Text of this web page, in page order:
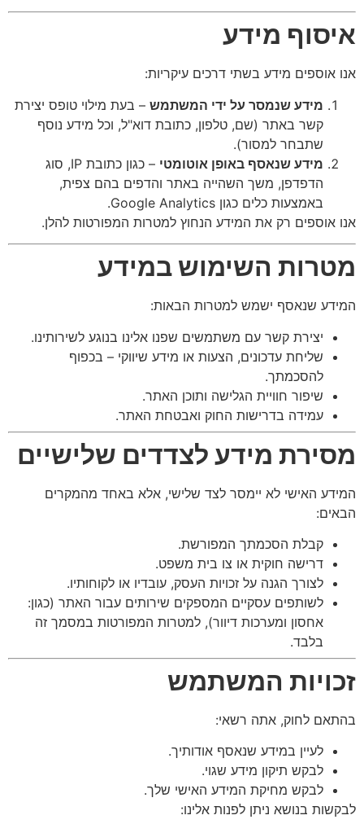
איסוף מידע
אנו אוספים מידע בשתי דרכים עיקריות:
מידע שנמסר על ידי המשתמש – בעת מילוי טופס יצירת
קשר באתר (שם, טלפון, כתובת דוא"ל, וכל מידע נוסף
שתבחר למסור).
מידע שנאסף באופן אוטומטי
– כגון כתובת IP, סוג
הדפדפן, משך השהייה באתר והדפים בהם צפית,
באמצעות כלים כגון Google Analytics.
אנו אוספים רק את המידע הנחוץ למטרות המפורטות להלן.
מטרות השימוש במידע
המידע שנאסף ישמש למטרות הבאות:
יצירת קשר עם משתמשים שפנו אלינו בנוגע לשירותינו.
שליחת עדכונים, הצעות או מידע שיווקי – בכפוף
להסכמתך.
שיפור חוויית הגלישה ותוכן האתר.
עמידה בדרישות החוק ואבטחת האתר.
מסירת מידע לצדדים שלישיים
המידע האישי לא יימסר לצד שלישי, אלא באחד מהמקרים
הבאים:
קבלת הסכמתך המפורשת.
דרישה חוקית או צו בית משפט.
לצורך הגנה על זכויות העסק, עובדיו או לקוחותיו.
לשותפים עסקיים המספקים שירותים עבור האתר (כגון:
אחסון ומערכות דיוור), למטרות המפורטות במסמך זה
בלבד.
זכויות המשתמש
בהתאם לחוק, אתה רשאי:
לעיין במידע שנאסף אודותיך.
לבקש תיקון מידע שגוי.
לבקש מחיקת המידע האישי שלך.
לבקשות בנושא ניתן לפנות אלינו: